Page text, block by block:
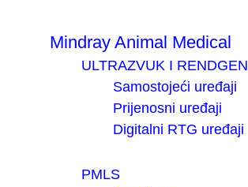
Mindray Animal Medical
ULTRAZVUK I RENDGEN
Samostojeći uređaji
Prijenosni uređaji
Digitalni RTG uređaji
PMLS